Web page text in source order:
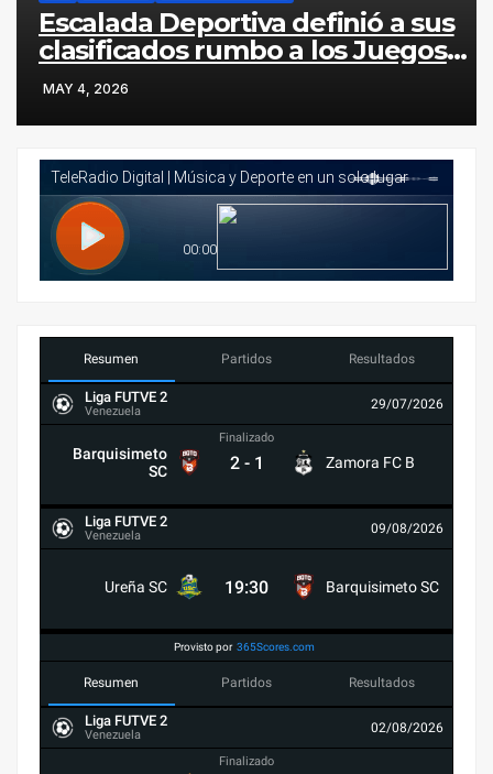
Escalada Deportiva definió a sus
clasificados rumbo a los Juegos
Deportivos Nacionales Juveniles
Caracas 2026
MAY 4, 2026
Resumen Partidos Resultados
Liga FUTVE 2
Venezuela 29/07/2026
Barquisimeto
SC
Finalizado
2 - 1 Zamora FC B
Liga FUTVE 2
Venezuela 09/08/2026
Ureña SC 19:30 Barquisimeto SC
Provisto por 365Scores.com
Resumen Partidos Resultados
Liga FUTVE 2
Venezuela 02/08/2026
Finalizado